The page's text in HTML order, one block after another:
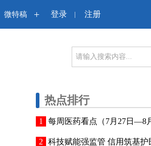
微特稿 + 登录 | 注册
热点排行
每周医药看点（7月27日—8
科技赋能强监管 信用筑基